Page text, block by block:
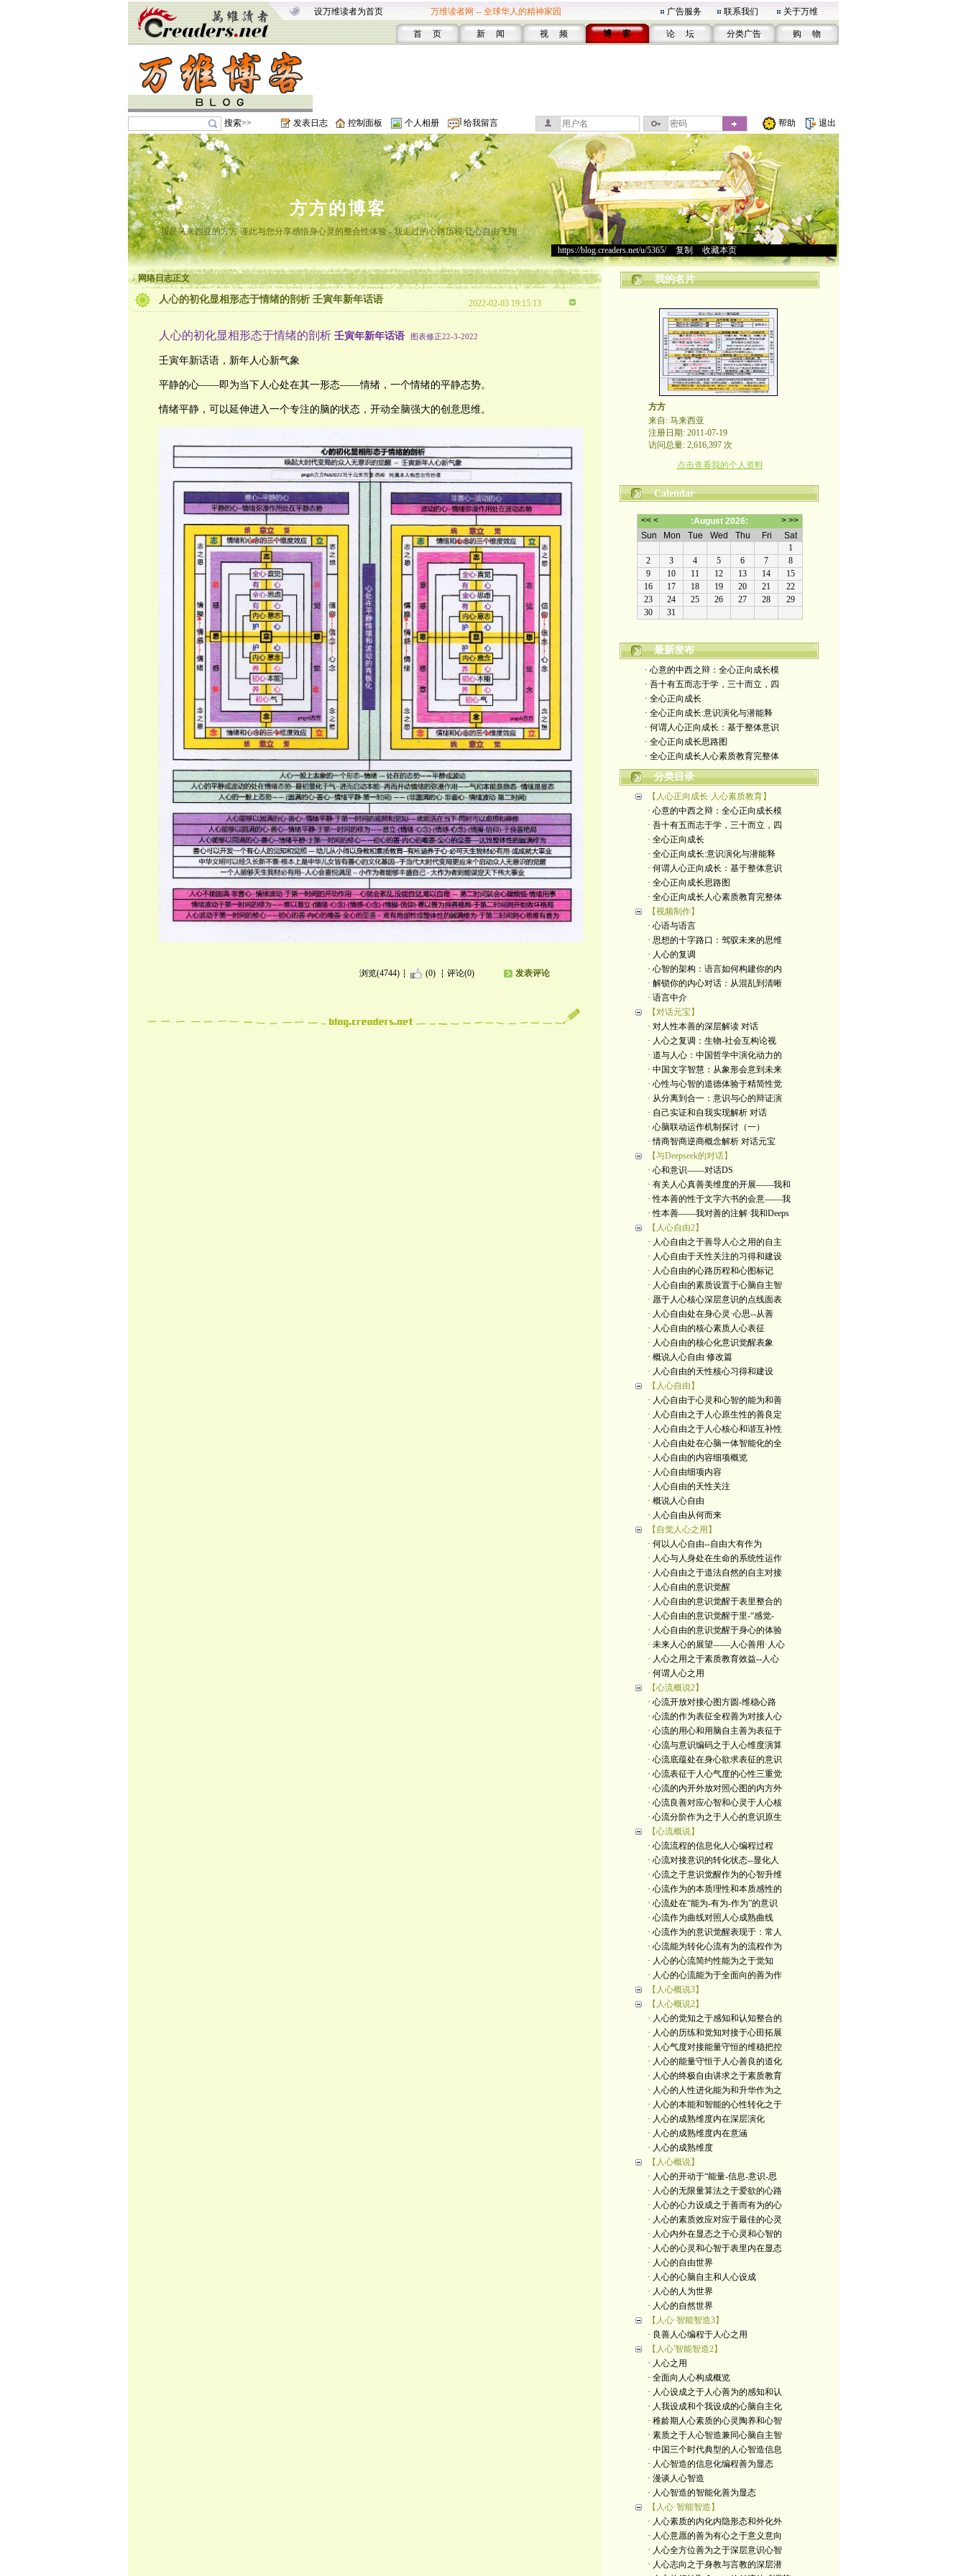
设万维读者为首页 万维读者网 -- 全球华人的精神家园 广告服务 联系我们 关于万维
首 页 新 闻 视 频 博 客 论 坛 分类广告 购 物
搜索>> 发表日志 控制面板 个人相册 给我留言 帮助 退出
方方的博客
我是马来西亚的方方 谨此与您分享感悟身心灵的整合性体验 - 我走过的心路历程 让心自由飞翔
https://blog.creaders.net/u/5365/> 复制 收藏本页
网络日志正文
人心的初化显相形态于情绪的剖析 壬寅年新年话语 2022-02-03 19:15:13
人心的初化显相形态于情绪的剖析 壬寅年新年话语 图表修正22-3-2022
壬寅年新话语，新年人心新气象
平静的心——即为当下人心处在其一形态——情绪，一个情绪的平静态势。
情绪平静，可以延伸进入一个专注的脑的状态，开动全脑强大的创意思维。
浏览(4744) (0) 评论(0) 发表评论
我的名片
方方
来自: 马来西亚
注册日期: 2011-07-19
访问总量: 2,616,397 次
点击查看我的个人资料
Calendar
最新发布
· 心意的中西之辩：全心正向成长模
· 吾十有五而志于学，三十而立，四
· 全心正向成长
· 全心正向成长:意识演化与潜能释
· 何谓人心正向成长：基于整体意识
· 全心正向成长思路图
· 全心正向成长人心素质教育完整体
分类目录
【人心正向成长·人心素质教育】
· 心意的中西之辩：全心正向成长模
· 吾十有五而志于学，三十而立，四
· 全心正向成长
· 全心正向成长:意识演化与潜能释
· 何谓人心正向成长：基于整体意识
· 全心正向成长思路图
· 全心正向成长人心素质教育完整体
【视频制作】
· 心语与语言
· 思想的十字路口：驾驭未来的思维
· 人心的复调
· 心智的架构：语言如何构建你的内
· 解锁你的内心对话：从混乱到清晰
· 语言中介
【对话元宝】
· 对人性本善的深层解读 对话
· 人心之复调：生物-社会互构论视
· 道与人心：中国哲学中演化动力的
· 中国文字智慧：从象形会意到未来
· 心性与心智的道德体验于精简性觉
· 从分离到合一：意识与心的辩证演
· 自己实证和自我实现解析 对话
· 心脑联动运作机制探讨（一）
· 情商智商逆商概念解析 对话元宝
【与Deepseek的对话】
· 心和意识——对话DS
· 有关人心真善美维度的开展——我和
· 性本善的性于文字六书的会意——我
· 性本善——我对善的注解·我和Deeps
【人心自由2】
· 人心自由之于善导人心之用的自主
· 人心自由于天性关注的习得和建设
· 人心自由的心路历程和心图标记
· 人心自由的素质设置于心脑自主智
· 愿于人心核心深层意识的点线面表
· 人心自由处在身心灵·心思--从善
· 人心自由的核心素质人心表征
· 人心自由的核心化意识觉醒表象
· 概说人心自由 修改篇
· 人心自由的天性核心习得和建设
【人心自由】
· 人心自由于心灵和心智的能为和善
· 人心自由之于人心原生性的善良定
· 人心自由之于人心核心和谐互补性
· 人心自由处在心脑一体智能化的全
· 人心自由的内容细项概览
· 人心自由细项内容
· 人心自由的天性关注
· 概说人心自由
· 人心自由从何而来
【自觉人心之用】
· 何以人心自由--自由大有作为
· 人心与人身处在生命的系统性运作
· 人心自由之于道法自然的自主对接
· 人心自由的意识觉醒
· 人心自由的意识觉醒于表里整合的
· 人心自由的意识觉醒于里-“感觉-
· 人心自由的意识觉醒于身心的体验
· 未来人心的展望——人心善用·人心
· 人心之用之于素质教育效益--人心
· 何谓人心之用
【心流概说2】
· 心流开放对接心图方圆-维稳心路
· 心流的作为表征全程善为对接人心
· 心流的用心和用脑自主善为表征于
· 心流与意识编码之于人心维度演算
· 心流底蕴处在身心欲求表征的意识
· 心流表征于人心气度的心性三重觉
· 心流的内开外放对照心图的内方外
· 心流良善对应心智和心灵于人心核
· 心流分阶作为之于人心的意识原生
【心流概说】
· 心流流程的信息化人心编程过程
· 心流对接意识的转化状态--显化人
· 心流之于意识觉醒作为的心智升维
· 心流作为的本质理性和本质感性的
· 心流处在“能为-有为-作为”的意识
· 心流作为曲线对照人心成熟曲线
· 心流作为的意识觉醒表现于：常人
· 心流能为转化心流有为的流程作为
· 人心的心流简约性能为之于觉知
· 人心的心流能为于全面向的善为作
【人心概说3】
【人心概说2】
· 人心的觉知之于感知和认知整合的
· 人心的历练和觉知对接于心田拓展
· 人心气度对接能量守恒的维稳把控
· 人心的能量守恒于人心善良的道化
· 人心的终极自由讲求之于素质教育
· 人心的人性进化能为和升华作为之
· 人心的本能和智能的心性转化之于
· 人心的成熟维度内在深层演化
· 人心的成熟维度内在意涵
· 人心的成熟维度
【人心概说】
· 人心的开动于“能量-信息-意识-思
· 人心的无限量算法之于爱欲的心路
· 人心的心力设成之于善而有为的心
· 人心的素质效应对应于最佳的心灵
· 人心内外在显态之于心灵和心智的
· 人心的心灵和心智于表里内在显态
· 人心的自由世界
· 人心的心脑自主和人心设成
· 人心的人为世界
· 人心的自然世界
【人心·智能智造3】
· 良善人心编程于人心之用
【人心'智能智造2】
· 人心之用
· 全面向人心构成概览
· 人心设成之于人心善为的感知和认
· 人我设成和个我设成的心脑自主化
· 稚龄期人心素质的心灵陶养和心智
· 素质之于人心智造兼同心脑自主智
· 中国三个时代典型的人心智造信息
· 人心智造的信息化编程善为显态
· 漫谈人心智造
· 人心智造的智能化善为显态
【人心·智能智造】
· 人心素质的内化内隐形态和外化外
· 人心意愿的善为有心之于意义意向
· 人心全方位善为之于深层意识心智
· 人心志向之于身教与言教的深层潜